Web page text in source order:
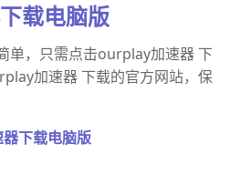
载电脑版
单，只需点击ourplay加速器 下
加速器 下载的官方网站，保
下载电脑版